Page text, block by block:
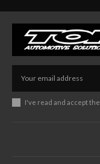
I've read and accept the